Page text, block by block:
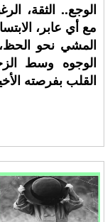
الوجع.. الثقة،
مع أي عابر،
المشي نحو
الوجوه وسط
القلب بفرصته